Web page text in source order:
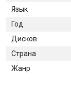
Язык
Год
Дисков
Страна
Жанр